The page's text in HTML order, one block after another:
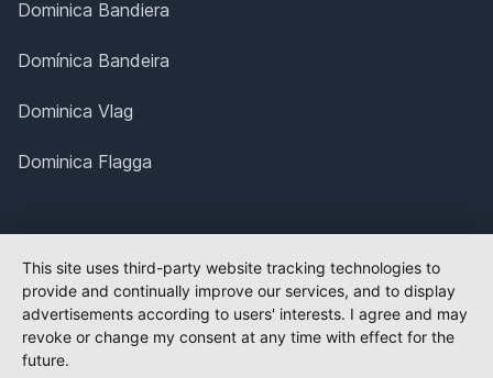
Dominica Bandiera
Domínica Bandeira
Dominica Vlag
Dominica Flagga
This site uses third-party website tracking technologies to
provide and continually improve our services, and to display
advertisements according to users' interests. I agree and may
revoke or change my consent at any time with effect for the
future.